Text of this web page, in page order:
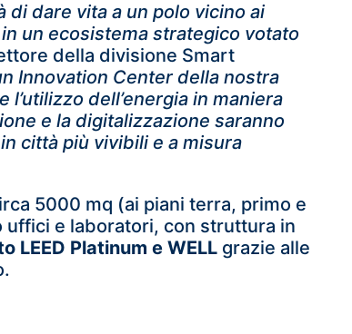
di dare vita a un polo vicino ai
un ecosistema strategico votato
della divisione Smart
Innovation Center della nostra
dell’energia in maniera
e la digitalizzazione saranno
città più vivibili e a misura
5000 mq (ai piani terra, primo e
uffici e laboratori, con struttura in
LEED Platinum e WELL grazie alle